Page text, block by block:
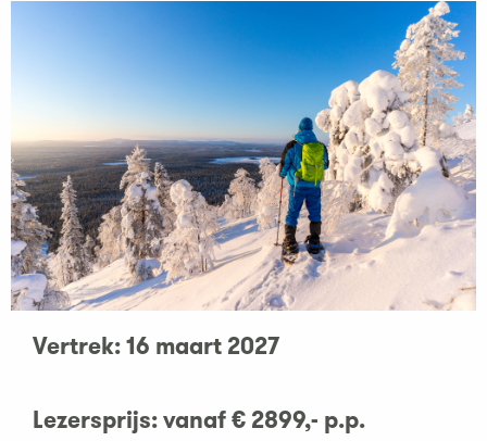
Vertrek: 16 maart 2027
Lezersprijs:vanaf € 2899,- p.p.